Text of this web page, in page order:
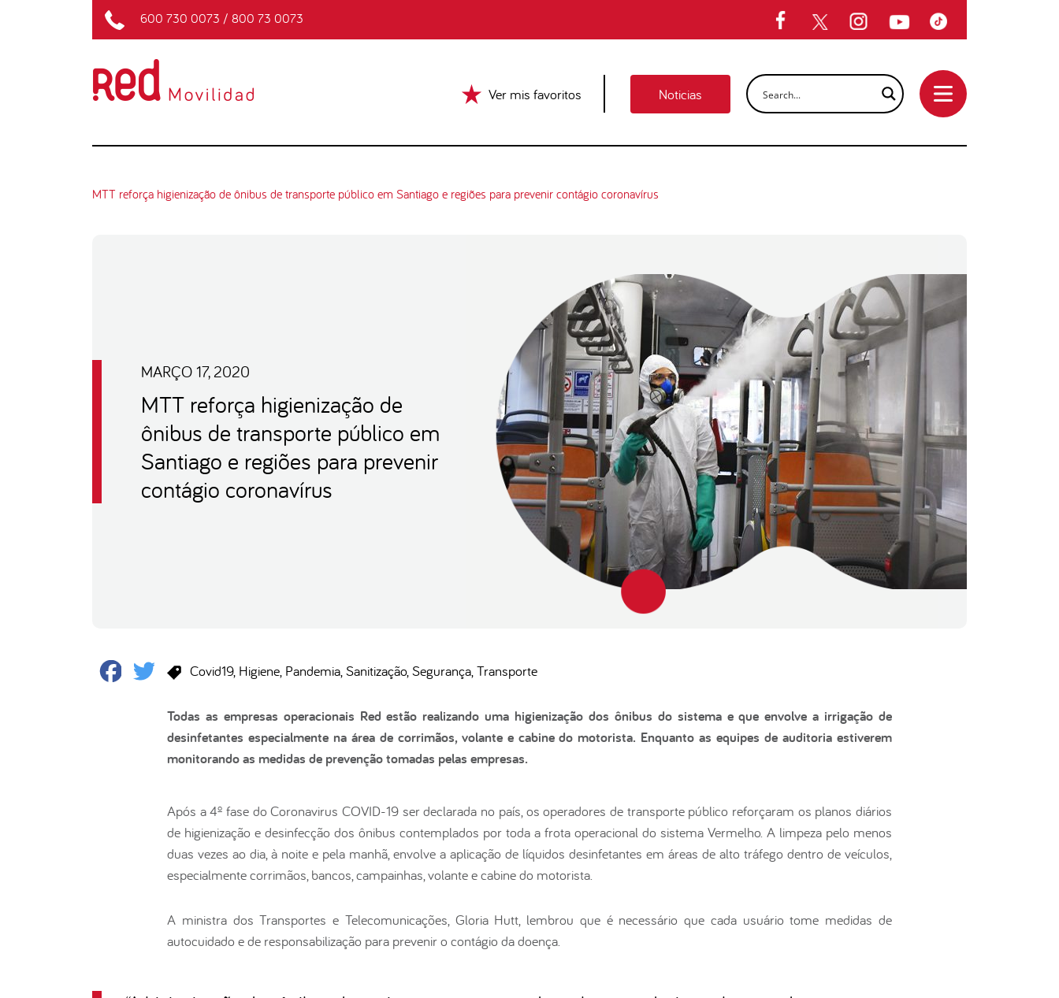
600 730 0073 / 800 73 0073
Ver mis favoritos Noticias
MTT reforça higienização de ônibus de transporte público em Santiago e regiões para prevenir contágio coronavírus
MARÇO 17, 2020
MTT reforça higienização de
ônibus de transporte público em
Santiago e regiões para prevenir
contágio coronavírus
Covid19 Higiene Pandemia Sanitização Segurança Transporte
Facebook
Twitter
Todas as empresas operacionais Red estão realizando uma higienização dos ônibus do sistema e que envolve a irrigação de
desinfetantes especialmente na área de corrimãos, volante e cabine do motorista. Enquanto as equipes de auditoria estiverem
monitorando as medidas de prevenção tomadas pelas empresas.
Após a 4º fase do Coronavirus COVID-19 ser declarada no país, os operadores de transporte público reforçaram os planos diários
de higienização e desinfecção dos ônibus contemplados por toda a frota operacional do sistema Vermelho. A limpeza pelo menos
duas vezes ao dia, à noite e pela manhã, envolve a aplicação de líquidos desinfetantes em áreas de alto tráfego dentro de veículos,
especialmente corrimãos, bancos, campainhas, volante e cabine do motorista.
A ministra dos Transportes e Telecomunicações, Gloria Hutt, lembrou que é necessário que cada usuário tome medidas de
autocuidado e de responsabilização para prevenir o contágio da doença.